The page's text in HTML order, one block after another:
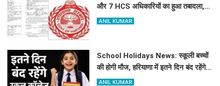
और 7 HCS अधिकारियों का हुआ तबादला,
यहां देखें पूरी लिस्ट
ANIL KUMAR
School Holidays News: स्कूली बच्चों
की होगी मौज, हरियाणा में इतने दिन बंद रहेंगे
स्कूल कॉलेज
ANIL KUMAR